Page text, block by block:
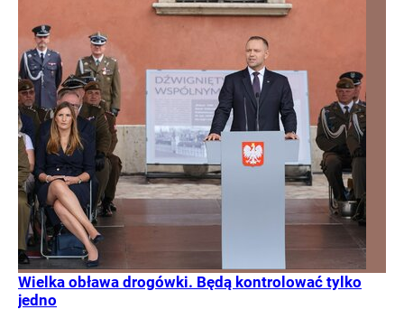
Wielka obława drogówki. Będą kontrolować tylko
jedno